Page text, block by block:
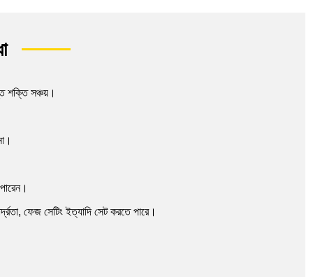
শক্তি সঞ্চয়।
ফেজ সেটিং ইত্যাদি সেট করতে পারে।